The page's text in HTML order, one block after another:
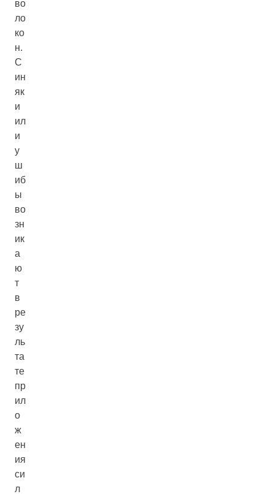
во
ло
ко
н.
С
ин
як
и
ил
и
у
ш
иб
ы
во
зн
ик
а
ю
т
в
ре
зу
ль
та
те
пр
ил
о
ж
ен
ия
си
л